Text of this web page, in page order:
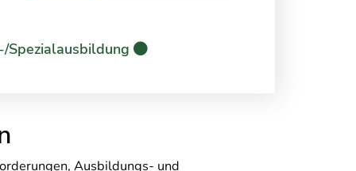
Spezialausbildung
Ausbildungs- und